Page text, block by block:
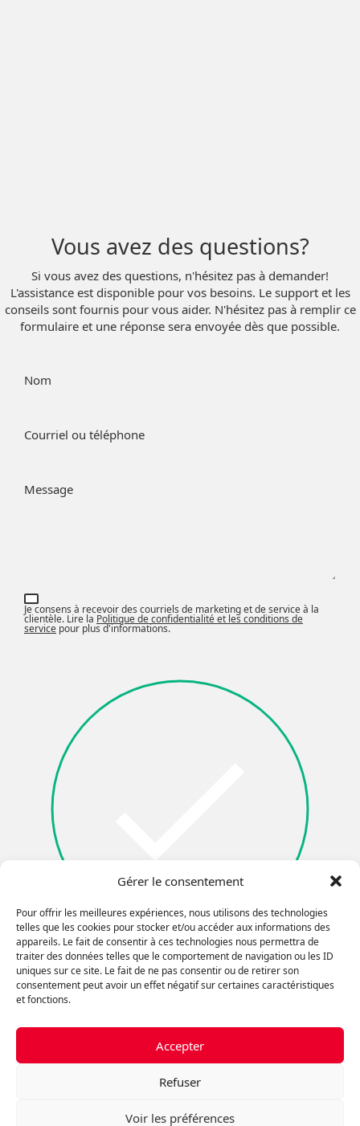
Gérer le consentement
Pour offrir les meilleures expériences, nous utilisons des technologies
telles que les cookies pour stocker et/ou accéder aux informations des
appareils. Le fait de consentir à ces technologies nous permettra de
traiter des données telles que le comportement de navigation ou les ID
uniques sur ce site. Le fait de ne pas consentir ou de retirer son
consentement peut avoir un effet négatif sur certaines caractéristiques
et fonctions.
Accepter
Refuser
Voir les préférences
Vous avez des questions?
Si vous avez des questions, n'hésitez pas à demander!
L'assistance est disponible pour vos besoins. Le support et les
conseils sont fournis pour vous aider. N'hésitez pas à remplir ce
formulaire et une réponse sera envoyée dès que possible.
Nom
Courriel ou téléphone
Message
Je consens à recevoir des courriels de marketing et de service à la
clientèle. Lire la Politique de confidentialité et les conditions de
service pour plus d'informations.
Je ne suis pas un robot
95 Bd de Gaulle, Lorraine, QC J6Z 3R8